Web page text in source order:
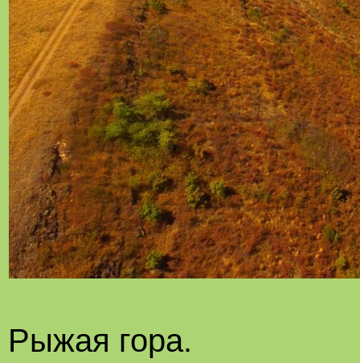
Рыжая гора.